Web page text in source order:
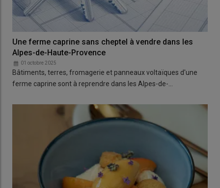
Une ferme caprine sans cheptel à vendre dans les
Alpes-de-Haute-Provence
01 octobre 2025
Bâtiments, terres, fromagerie et panneaux voltaïques d'une
ferme caprine sont à reprendre dans les Alpes-de-…